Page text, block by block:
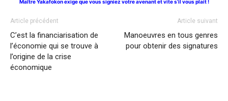
Maître Yakafokon exige que vous signiez votre avenant et vite s’il vous plait !
Article précédent
C’est la financiarisation de
l’économie qui se trouve à
l’origine de la crise
économique
Article suivant
Manoeuvres en tous genres
pour obtenir des signatures